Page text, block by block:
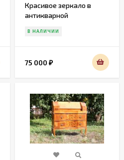
Красивое зеркало в
антикварной
В НАЛИЧИИ
75 000 ₽